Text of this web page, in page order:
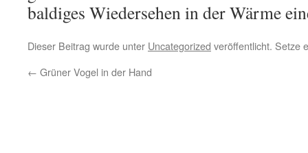
baldiges Wiedersehen in der Wärme
Dieser Beitrag wurde unter Uncategorized veröffentlicht. Setze
← Grüner Vogel in der Hand